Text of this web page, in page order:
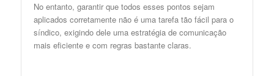
No entanto, garantir que todos esses pontos sejam
aplicados corretamente não é uma tarefa tão fácil para o
síndico, exigindo dele uma estratégia de comunicação
mais eficiente e com regras bastante claras.